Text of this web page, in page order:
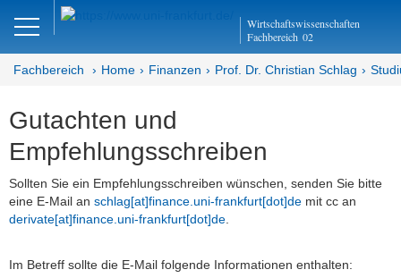
Wirtschaftswissenschaften
Fachbereich 02
DE Close
Finanzen
Home - Abteilung Finanzen
Home - Professur Schlag
Fachbereich Home Finanzen Prof. Dr. Christian Schlag
Gutachten und
Empfehlungsschreiben
Sollten Sie ein Empfehlungsschreiben wünschen, senden Sie bitte
eine E-Mail an schlag[at]finance.uni-frankfurt[dot]de mit cc an
derivate[at]finance.uni-frankfurt[dot]de.
Im Betreff sollte die E-Mail folgende Informationen enthalten: